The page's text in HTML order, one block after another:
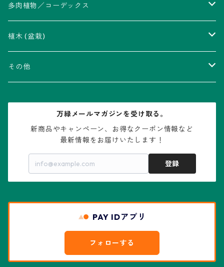
アストロフィツム属
瑠璃兜錦、兜丸錦
V-type兜
リザード・スキン兜
花園兜
アリオカルプス属
ウィギンシア属
エキノケレウス属
エキノプシス属
多肉植物／コーデックス
アカベ属
アロエ属
コノフィツム属
センナ属
植木 (盆栽)
ムクロジ科：カエデ属
その他
水石・景石
万緑メールマガジンを受け取る。
新商品やキャンペーン、お得なクーポン情報など
最新情報をお届けいたします！
登録
PAY IDアプリ
フォローする